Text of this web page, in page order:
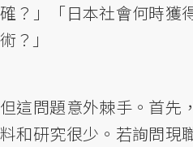
確？」「日本社會何時獲
術？」
但這問題意外棘手。首先
料和研究很少。若詢問現